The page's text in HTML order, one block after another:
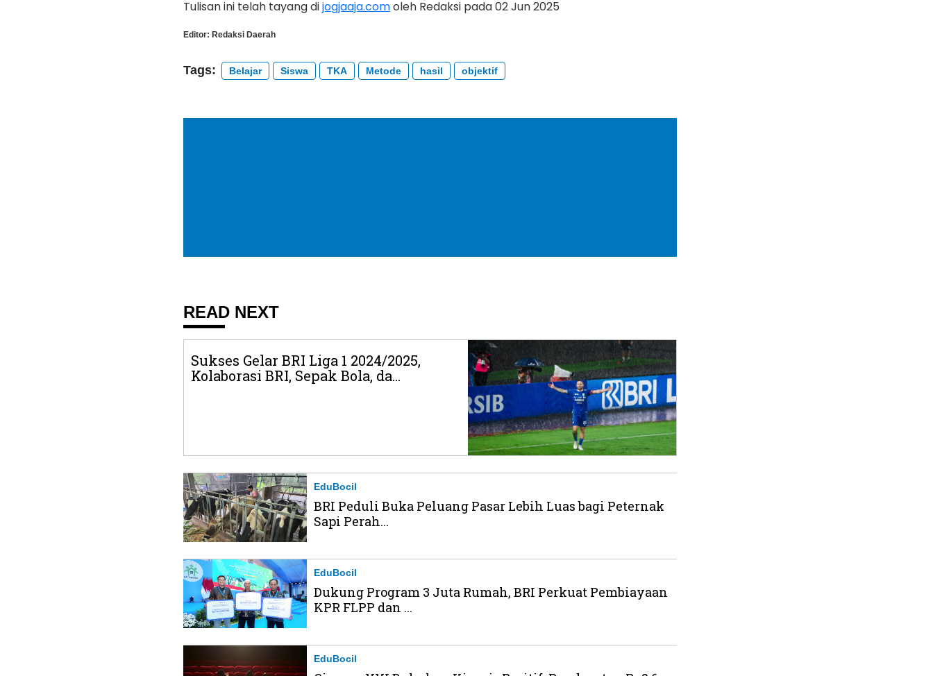
Tulisan ini telah tayang dijogjaaja.comoleh Redaksi pada 02 Jun 2025
Editor: Redaksi Daerah
Tags: Belajar Siswa TKA Metode hasil objektif
READ NEXT
Sukses Gelar BRI Liga 1 2024/2025,
Kolaborasi BRI, Sepak Bola, da...
EduBocil
BRI Peduli Buka Peluang Pasar Lebih Luas bagi Peternak
Sapi Perah...
EduBocil
Dukung Program 3 Juta Rumah, BRI Perkuat Pembiayaan
KPR FLPP dan ...
EduBocil